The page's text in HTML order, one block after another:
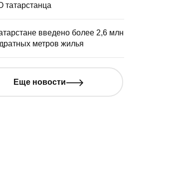
Россию по учебной визе.
татарстанца
введено более 2,6 млн
метров жилья
Еще новости